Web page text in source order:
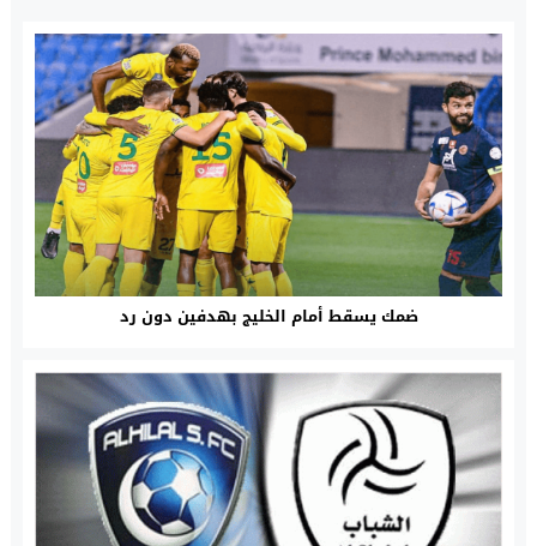
ضمك يسقط أمام الخليج بهدفين دون رد